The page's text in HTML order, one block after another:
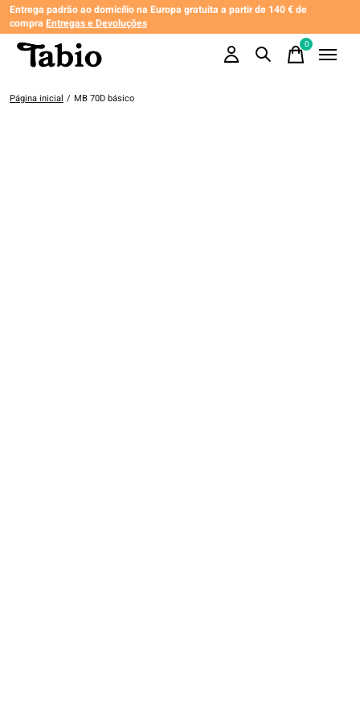
Entrega padrão ao domicílio na Europa gratuita a partir de 140 € de
compra Entregas e Devoluções
0items
Página inicial / MB 70D básico